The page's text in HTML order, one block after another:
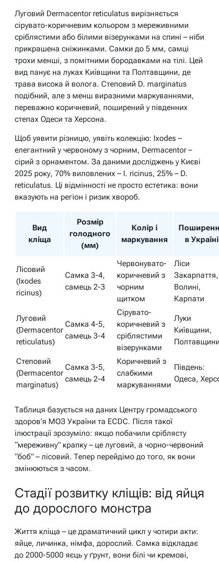
Луговий Dermacentor reticulatus вирізняється
сірувато-коричневим кольором з мереживними
сріблястими або білими візерунками на спині – ніби
прикрашена сніжинками. Самки до 5 мм, самці
трохи менші, з помітними бородавками на тілі. Цей
вид панує на луках Київщини та Полтавщини, де
трава висока й волога. Степовий D. marginatus
подібний, але з менш виразними маркуваннями,
переважно коричневий, поширений у південних
степах Одеси та Херсона.
Щоб уявити різницю, уявіть колекцію: Ixodes –
елегантний у червоному з чорним, Dermacentor –
сірий з орнаментом. За даними досліджень у Києві
2025 року, 70% виловлених – I. ricinus, 25% – D.
reticulatus. Ці відмінності не просто естетика: вони
вказують на регіон і ризик хвороб.
Вид
кліща
Розмір
голодного
(мм)
Колір і
маркування
в Україні
Лісовий
(Ixodes
ricinus)
Самка 3-4,
самець 2-3
Червонувато-
коричневий з
чорним
щитком
Ліси
Закарпаття,
Волині,
Карпати
Луговий
(Dermacentor
reticulatus)
Самка 4-5,
самець 3-4
Сірувато-
коричневий з
сріблястими
візерунками
Луки
Київщини,
Степовий
(Dermacentor
marginatus)
Самка 3-5,
самець 2-4
Коричневий з
слабкими
маркуваннями
Південь:
Одеса,
Таблиця базується на даних Центру громадського
здоров’я МОЗ України та ECDC. Після такої
ілюстрації зрозуміло: якщо побачили сріблясту
“мереживну” крапку – це луговий, а чорно-червоний
“боб” – лісовий. Тепер перейдімо до того, як вони
змінюються з часом.
Стадії розвитку кліщів: від яйця
до дорослого монстра
Життя кліща – це драматичний цикл у чотири акти:
яйце, личинка, німфа, дорослий. Самка відкладає
до 2000-5000 яєць у ґрунт, вони білі чи кремові,